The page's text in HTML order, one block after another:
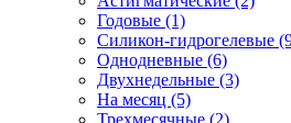
Годовые (1)
Силикон-гидрогелевые
Однодневные (6)
Двухнедельные (3)
На месяц (5)
Трехмесячные (2)